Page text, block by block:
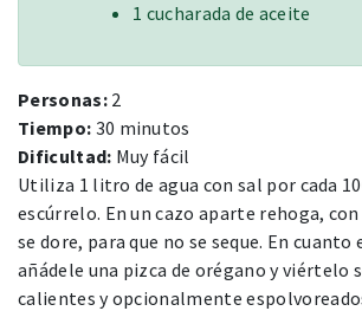
1 cucharada de aceite
Personas: 2
Tiempo: 30 minutos
Dificultad: Muy fácil
Utiliza 1 litro de agua con sal por cada
escúrrelo. En un cazo aparte rehoga,
se dore, para que no se seque. En
añádele una pizca de orégano y viértelo
calientes y opcionalmente